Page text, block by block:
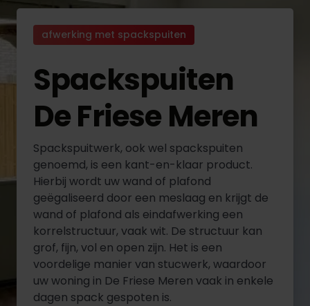
afwerking met spackspuiten
Spackspuiten
De Friese Meren
Spackspuitwerk, ook wel spackspuiten
genoemd, is een kant-en-klaar product.
Hierbij wordt uw wand of plafond
geëgaliseerd door een meslaag en krijgt de
wand of plafond als eindafwerking een
korrelstructuur, vaak wit. De structuur kan
grof, fijn, vol en open zijn. Het is een
voordelige manier van stucwerk, waardoor
uw woning in De Friese Meren vaak in enkele
dagen spack gespoten is.